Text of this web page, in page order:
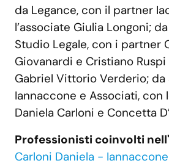
da Legance, con il partner
l’associate Giulia Longoni;
Studio Legale, con i partner
Giovanardi e Cristiano Ruspi
Gabriel Vittorio Verderio; da
Iannaccone e Associati, con
Daniela Carloni e Concetta
Professionisti coinvolti
Carloni Daniela -